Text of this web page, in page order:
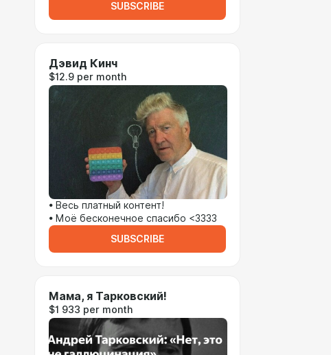
SUBSCRIBE
Дэвид Кинч
$12.9 per month
• Весь платный контент!
• Моё бесконечное спасибо <3333
SUBSCRIBE
Мама, я Тарковский!
$1 933 per month